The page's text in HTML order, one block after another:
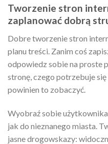
Tworzenie stron
zaplanować dobrą
Dobre tworzenie stron
planu treści. Zanim coś
odpowiedz sobie na proste
stronę, czego potrzebuje
powinien to zobaczyć.
Wyobraź sobie
jak do nieznanego miasta.
jasne drogowskazy: